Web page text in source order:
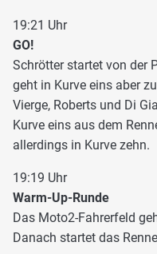
19:21 Uhr
GO!
Schrötter startet von der
geht in Kurve eins aber
Vierge, Roberts und Di
Kurve eins aus dem
allerdings in Kurve zehn.
19:19 Uhr
Warm-Up-Runde
Das Moto2-Fahrerfeld
Danach startet das